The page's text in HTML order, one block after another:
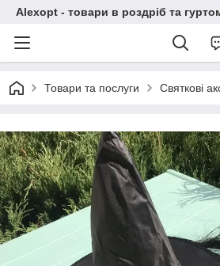
Alexopt - товари в роздріб та
Товари та послуги Святкові